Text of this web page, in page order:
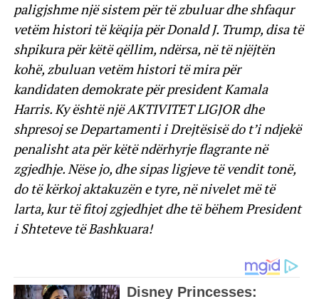
paligjshme një sistem për të zbuluar dhe shfaqur
vetëm histori të këqija për Donald J. Trump, disa të
shpikura për këtë qëllim, ndërsa, në të njëjtën
kohë, zbuluan vetëm histori të mira për
kandidaten demokrate për president Kamala
Harris. Ky është një AKTIVITET LIGJOR dhe
shpresoj se Departamenti i Drejtësisë do t’i ndjekë
penalisht ata për këtë ndërhyrje flagrante në
zgjedhje. Nëse jo, dhe sipas ligjeve të vendit tonë,
do të kërkoj aktakuzën e tyre, në nivelet më të
larta, kur të fitoj zgjedhjet dhe të bëhem President
i Shteteve të Bashkuara!